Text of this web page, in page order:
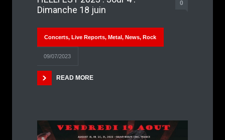
Dimanche 18 juin
0
Concerts, Live Reports, Metal , News, Rock
09/07/2023
READ MORE